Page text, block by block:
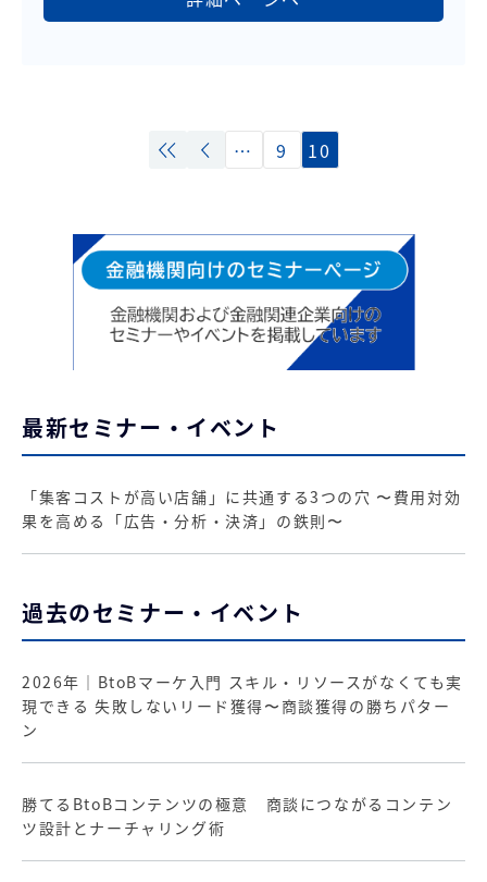
… 9 10
最新セミナー・イベント
「集客コストが高い店舗」に共通する3つの穴 〜費用対効
果を高める「広告・分析・決済」の鉄則〜
過去のセミナー・イベント
2026年｜BtoBマーケ入門 スキル・リソースがなくても実
現できる 失敗しないリード獲得〜商談獲得の勝ちパター
ン
勝てるBtoBコンテンツの極意 商談につながるコンテン
ツ設計とナーチャリング術